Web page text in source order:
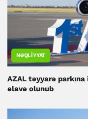
NƏQLIYYAT
AZAL təyyarə
əlavə olunub